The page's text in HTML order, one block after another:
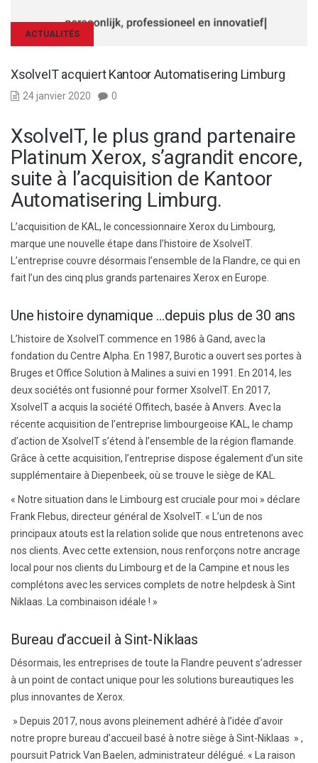
ACTUALITÉS
XsolveIT acquiert Kantoor Automatisering Limburg
24 janvier 2020 0
XsolveIT, le plus grand partenaire
Platinum Xerox, s’agrandit encore,
suite à l’acquisition de Kantoor
Automatisering Limburg.
L’acquisition de KAL, le concessionnaire Xerox du Limbourg,
marque une nouvelle étape dans l’histoire de XsolveIT.
L’entreprise couvre désormais l’ensemble de la Flandre, ce qui en
fait l’un des cinq plus grands partenaires Xerox en Europe.
Une histoire dynamique …depuis plus de 30 ans
L’histoire de XsolveIT commence en 1986 à Gand, avec la
fondation du Centre Alpha. En 1987, Burotic a ouvert ses portes à
Bruges et Office Solution à Malines a suivi en 1991. En 2014, les
deux sociétés ont fusionné pour former XsolveIT. En 2017,
XsolveIT a acquis la société Offitech, basée à Anvers. Avec la
récente acquisition de l’entreprise limbourgeoise KAL, le champ
d’action de XsolveIT s’étend à l’ensemble de la région flamande.
Grâce à cette acquisition, l’entreprise dispose également d’un site
supplémentaire à Diepenbeek, où se trouve le siège de KAL.
« Notre situation dans le Limbourg est cruciale pour moi » déclare
Frank Flebus, directeur général de XsolveIT. « L’un de nos
principaux atouts est la relation solide que nous entretenons avec
nos clients. Avec cette extension, nous renforçons notre ancrage
local pour nos clients du Limbourg et de la Campine et nous les
complétons avec les services complets de notre helpdesk à Sint
Niklaas. La combinaison idéale ! »
Bureau d’accueil à Sint-Niklaas
Désormais, les entreprises de toute la Flandre peuvent s’adresser
à un point de contact unique pour les solutions bureautiques les
plus innovantes de Xerox.
» Depuis 2017, nous avons pleinement adhéré à l’idée d’avoir
notre propre bureau d’accueil basé à notre siège à Sint-Niklaas » ,
poursuit Patrick Van Baelen, administrateur délégué. « La raison